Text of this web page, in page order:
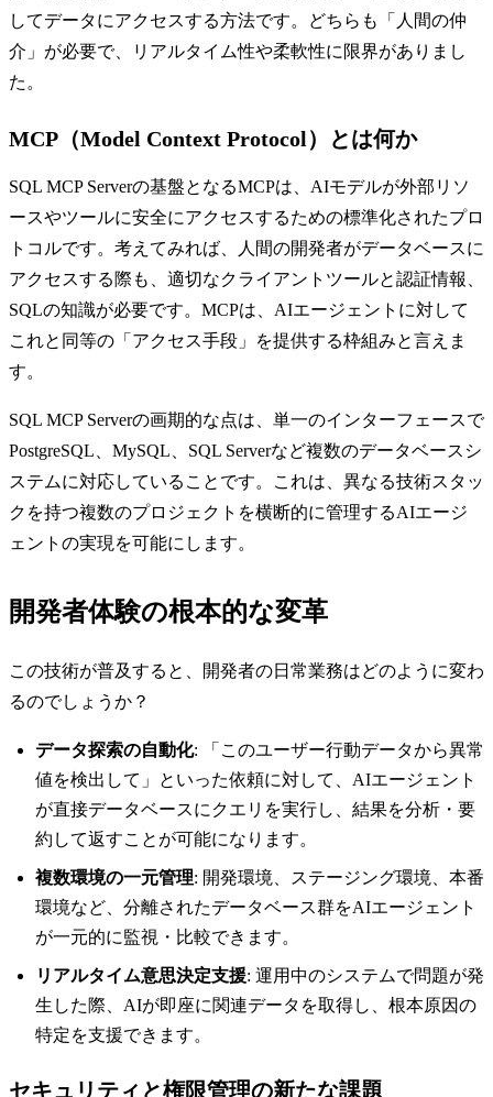
してデータにアクセスする方法です。どちらも「人間の仲
介」が必要で、リアルタイム性や柔軟性に限界がありまし
た。
MCP（Model Context Protocol）とは何か
SQL MCP Serverの基盤となるMCPは、AIモデルが外部リソ
ースやツールに安全にアクセスするための標準化されたプロ
トコルです。考えてみれば、人間の開発者がデータベースに
アクセスする際も、適切なクライアントツールと認証情報、
SQLの知識が必要です。MCPは、AIエージェントに対して
これと同等の「アクセス手段」を提供する枠組みと言えま
す。
SQL MCP Serverの画期的な点は、単一のインターフェースで
PostgreSQL、MySQL、SQL Serverなど複数のデータベースシ
ステムに対応していることです。これは、異なる技術スタッ
クを持つ複数のプロジェクトを横断的に管理するAIエージ
ェントの実現を可能にします。
開発者体験の根本的な変革
この技術が普及すると、開発者の日常業務はどのように変わ
るのでしょうか？
データ探索の自動化: 「このユーザー行動データから異常
値を検出して」といった依頼に対して、AIエージェント
が直接データベースにクエリを実行し、結果を分析・要
約して返すことが可能になります。
複数環境の一元管理: 開発環境、ステージング環境、本番
環境など、分離されたデータベース群をAIエージェント
が一元的に監視・比較できます。
リアルタイム意思決定支援: 運用中のシステムで問題が発
生した際、AIが即座に関連データを取得し、根本原因の
特定を支援できます。
セキュリティと権限管理の新たな課題